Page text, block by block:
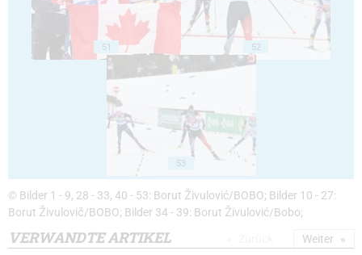
51 52
53
© Bilder 1 - 9, 28 - 33, 40 - 53: Borut Živulović/BOBO; Bilder 10 - 27:
Borut Živulovič/BOBO; Bilder 34 - 39: Borut Živulović/Bobo;
VERWANDTE ARTIKEL Weiter